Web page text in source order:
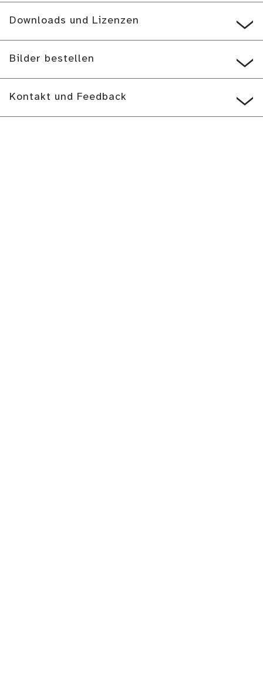
Downloads und Lizenzen
Bilder bestellen
Kontakt und Feedback